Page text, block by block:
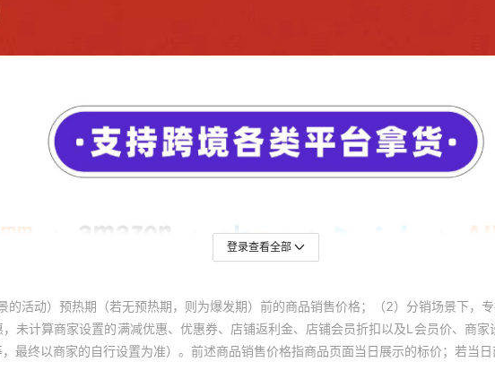
登录查看全部
的活动）预热期（若无预热期，则为爆发期）前的商品销售价格；（2）分销场景下
未计算商家设置的满减优惠、优惠券、店铺返利金、店铺会员折扣以及L会员价、商
最终以商家的自行设置为准）。前述商品销售价格指商品页面当日展示的标价；若当